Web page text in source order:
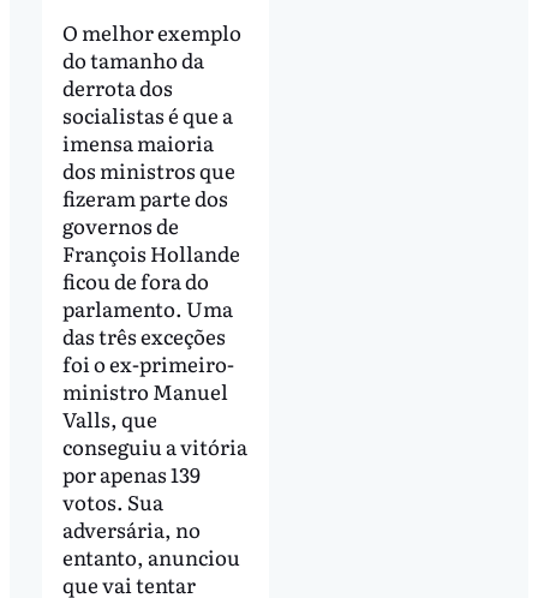
O melhor exemplo
do tamanho da
derrota dos
socialistas é que a
imensa maioria
dos ministros que
fizeram parte dos
governos de
François Hollande
ficou de fora do
parlamento. Uma
das três exceções
foi o ex-primeiro-
ministro Manuel
Valls, que
conseguiu a vitória
por apenas 139
votos. Sua
adversária, no
entanto, anunciou
que vai tentar